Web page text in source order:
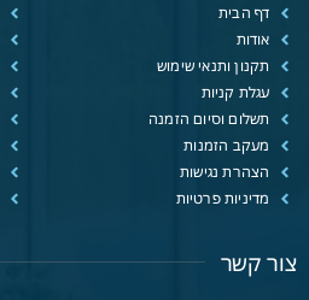
דף הבית
אודות
תקנון ותנאי שימוש
עגלת קניות
תשלום וסיום הזמנה
מעקב הזמנות
הצהרת נגישות
מדיניות פרטיות
צור קשר